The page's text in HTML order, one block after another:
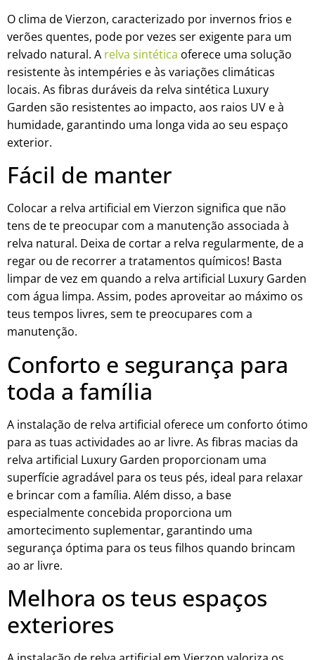
O clima de Vierzon, caracterizado por invernos frios e
verões quentes, pode por vezes ser exigente para um
relvado natural. A relva sintética oferece uma solução
resistente às intempéries e às variações climáticas
locais. As fibras duráveis da relva sintética Luxury
Garden são resistentes ao impacto, aos raios UV e à
humidade, garantindo uma longa vida ao seu espaço
exterior.
Fácil de manter
Colocar a relva artificial em Vierzon significa que não
tens de te preocupar com a manutenção associada à
relva natural. Deixa de cortar a relva regularmente, de a
regar ou de recorrer a tratamentos químicos! Basta
limpar de vez em quando a relva artificial Luxury Garden
com água limpa. Assim, podes aproveitar ao máximo os
teus tempos livres, sem te preocupares com a
manutenção.
Conforto e segurança para
toda a família
A instalação de relva artificial oferece um conforto ótimo
para as tuas actividades ao ar livre. As fibras macias da
relva artificial Luxury Garden proporcionam uma
superfície agradável para os teus pés, ideal para relaxar
e brincar com a família. Além disso, a base
especialmente concebida proporciona um
amortecimento suplementar, garantindo uma
segurança óptima para os teus filhos quando brincam
ao ar livre.
Melhora os teus espaços
exteriores